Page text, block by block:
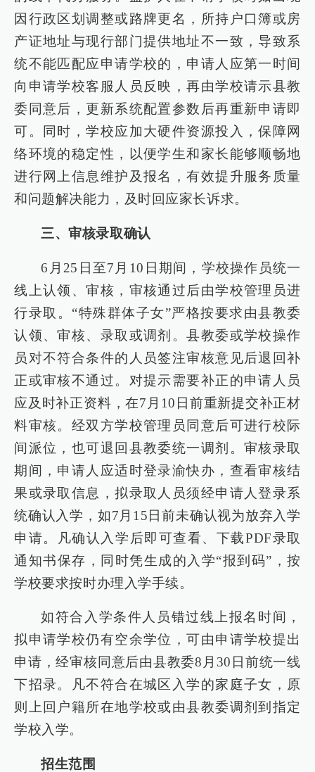
因行政区划调整或路牌更名，所持户口簿或房
产证地址与现行部门提供地址不一致，导致系
统不能匹配应申请学校的，申请人应第一时间
向申请学校客服人员反映，再由学校请示县教
委同意后，更新系统配置参数后再重新申请即
可。同时，学校应加大硬件资源投入，保障网
络环境的稳定性，以便学生和家长能够顺畅地
进行网上信息维护及报名，有效提升服务质量
和问题解决能力，及时回应家长诉求。
三、审核录取确认
6月25日至7月10日期间，学校操作员统一
线上认领、审核，审核通过后由学校管理员进
行录取。“特殊群体子女”严格按要求由县教委
认领、审核、录取或调剂。县教委或学校操作
员对不符合条件的人员签注审核意见后退回补
正或审核不通过。对提示需要补正的申请人员
应及时补正资料，在7月10日前重新提交补正材
料审核。经双方学校管理员同意后可进行校际
间派位，也可退回县教委统一调剂。审核录取
期间，申请人应适时登录渝快办，查看审核结
果或录取信息，拟录取人员须经申请人登录系
统确认入学，如7月15日前未确认视为放弃入学
申请。凡确认入学后即可查看、下载PDF录取
通知书保存，同时凭生成的入学“报到码”，按
学校要求按时办理入学手续。
如符合入学条件人员错过线上报名时间，
拟申请学校仍有空余学位，可由申请学校提出
申请，经审核同意后由县教委8月30日前统一线
下招录。凡不符合在城区入学的家庭子女，原
则上回户籍所在地学校或由县教委调剂到指定
学校入学。
招生范围